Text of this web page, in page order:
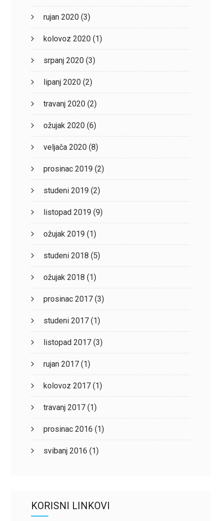
rujan 2020(3)
kolovoz 2020(1)
srpanj 2020(3)
lipanj 2020(2)
travanj 2020(2)
ožujak 2020(6)
veljača 2020(8)
prosinac 2019 (2)
studeni 2019 (2)
listopad 2019 (9)
ožujak 2019 (1)
studeni 2018 (5)
ožujak 2018 (1)
prosinac 2017(3)
studeni 2017(1)
listopad 2017(3)
rujan 2017(1)
kolovoz 2017(1)
travanj 2017(1)
prosinac 2016 (1)
svibanj 2016 (1)
KORISNI LINKOVI